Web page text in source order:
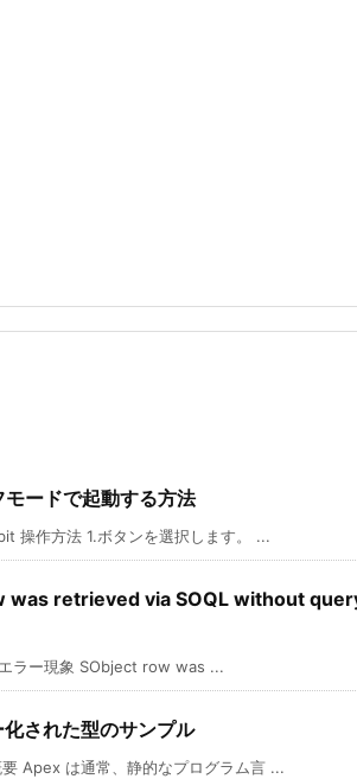
ードで起動する方法
操作方法 1.ボタンを選択します。 ...
was retrieved via SOQL without
ー現象 SObject row was ...
された型のサンプル
Apex は通常、静的なプログラム言 ...